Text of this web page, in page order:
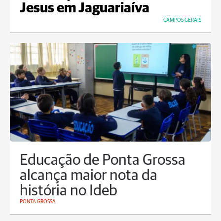
Jesus em Jaguariaíva
CAMPOS GERAIS
Educação de Ponta Grossa
alcança maior nota da
história no Ideb
PONTA GROSSA